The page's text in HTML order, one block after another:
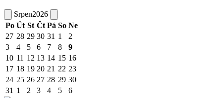
Srpen2026
Po Út St Čt Pá So Ne
27 28 29 30 31 1
2
3
4 5 6 7 8
9
10 11 12 13 14 15 16
17 18 19 20 21 22 23
24 25 26 27 28 29 30
31 1 2 3 4 5 6